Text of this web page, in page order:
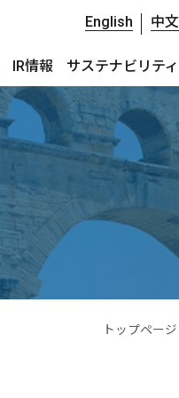
English 中文
IR情報 サステナビリティ
トップページ